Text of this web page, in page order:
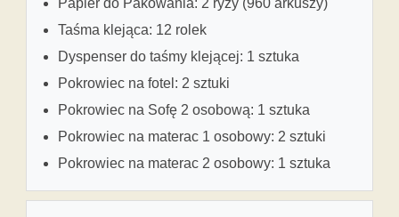
Papier do Pakowania: 2 ryzy (960 arkuszy)
Taśma klejąca: 12 rolek
Dyspenser do taśmy klejącej: 1 sztuka
Pokrowiec na fotel: 2 sztuki
Pokrowiec na Sofę 2 osobową: 1 sztuka
Pokrowiec na materac 1 osobowy: 2 sztuki
Pokrowiec na materac 2 osobowy: 1 sztuka